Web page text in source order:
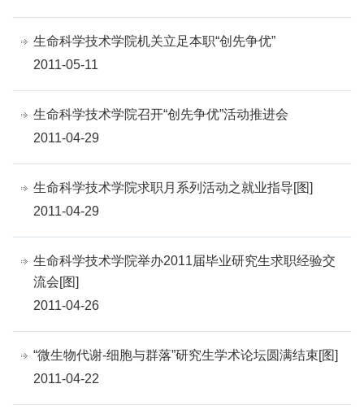
生命科学技术学院机关立足本职“创先争优”
2011-05-11
生命科学技术学院召开“创先争优”活动推进会
2011-04-29
生命科学技术学院求职月系列活动之就业指导[图]
2011-04-29
生命科学技术学院举办2011届毕业研究生求职经验交
流会[图]
2011-04-26
“微生物代谢-细胞与群落”研究生学术论坛圆满结束[图]
2011-04-22